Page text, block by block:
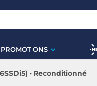
PROMOTIONS
· Reconditionné